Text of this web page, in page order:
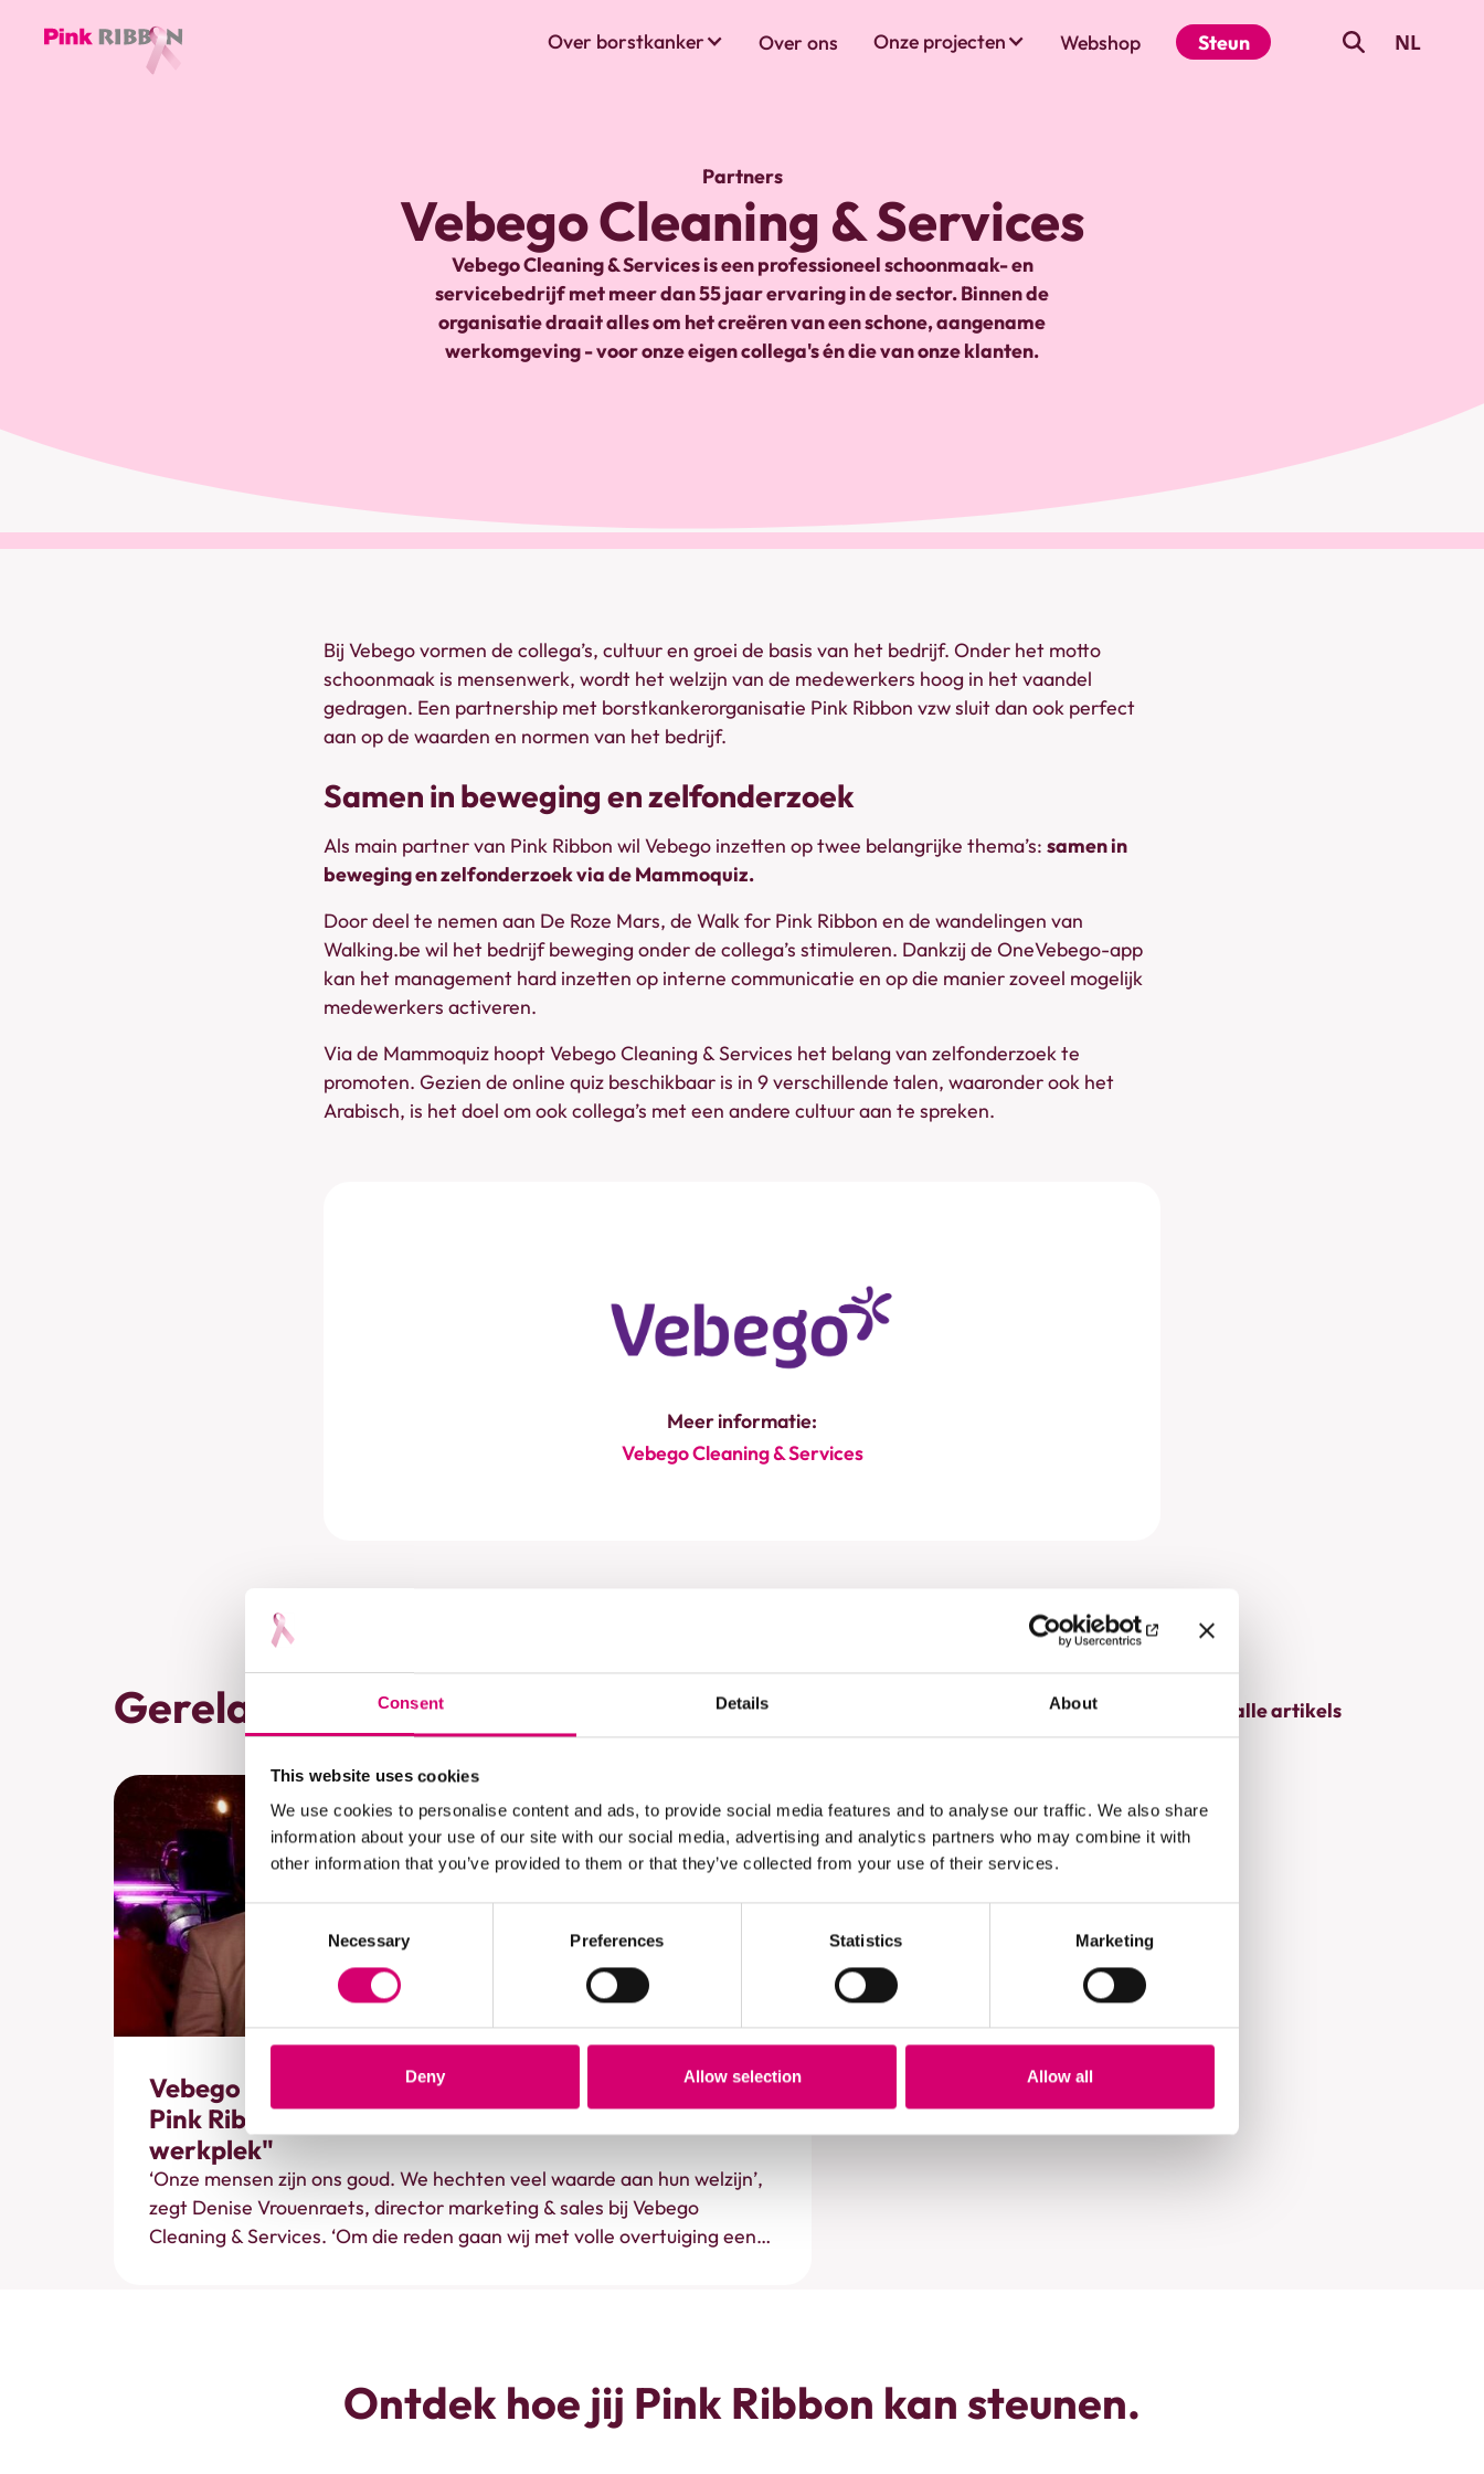
Consent Details About
This website uses cookies
We use cookies to personalise content and ads, to provide social media features and to analyse our traffic. We also share
information about your use of our site with our social media, advertising and analytics partners who may combine it with
other information that you’ve provided to them or that they’ve collected from your use of their services.
Consent
Necessary Preferences Statistics Marketing
Deny Allow selection Allow all
Over borstkanker Over ons Onze projecten Webshop Steun NL
Partners
Vebego Cleaning & Services
Vebego Cleaning & Services is een professioneel schoonmaak- en
servicebedrijf met meer dan 55 jaar ervaring in de sector. Binnen de
organisatie draait alles om het creëren van een schone, aangename
werkomgeving - voor onze eigen collega's én die van onze klanten.
Bij Vebego vormen de collega’s, cultuur en groei de basis van het bedrijf. Onder het motto
schoonmaak is mensenwerk, wordt het welzijn van de medewerkers hoog in het vaandel
gedragen. Een partnership met borstkankerorganisatie Pink Ribbon vzw sluit dan ook perfect
aan op de waarden en normen van het bedrijf.
Samen in beweging en zelfonderzoek
Als main partner van Pink Ribbon wil Vebego inzetten op twee belangrijke thema’s: samen in
beweging en zelfonderzoek via de Mammoquiz.
Door deel te nemen aan De Roze Mars, de Walk for Pink Ribbon en de wandelingen van
Walking.be wil het bedrijf beweging onder de collega’s stimuleren. Dankzij de OneVebego-app
kan het management hard inzetten op interne communicatie en op die manier zoveel mogelijk
medewerkers activeren.
Via de Mammoquiz hoopt Vebego Cleaning & Services het belang van zelfonderzoek te
promoten. Gezien de online quiz beschikbaar is in 9 verschillende talen, waaronder ook het
Arabisch, is het doel om ook collega’s met een andere cultuur aan te spreken.
Meer informatie:
Vebego Cleaning & Services
Gerelateerde artikels Bekijk alle artikels
Vebego Cleaning & Services, nieuwe partner van
Pink Ribbon: "Wij willen meer bieden dan een mooie
werkplek"
‘Onze mensen zijn ons goud. We hechten veel waarde aan hun welzijn’,
zegt Denise Vrouenraets, director marketing & sales bij Vebego
Cleaning & Services. ‘Om die reden gaan wij met volle overtuiging een
Ontdek hoe jij Pink Ribbon kan steunen.